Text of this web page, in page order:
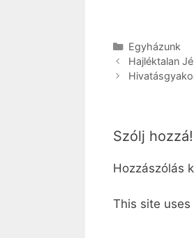
Kategória
Egyházunk
Hajléktalan
Szólj hozzá!
Hozzászólás
This site